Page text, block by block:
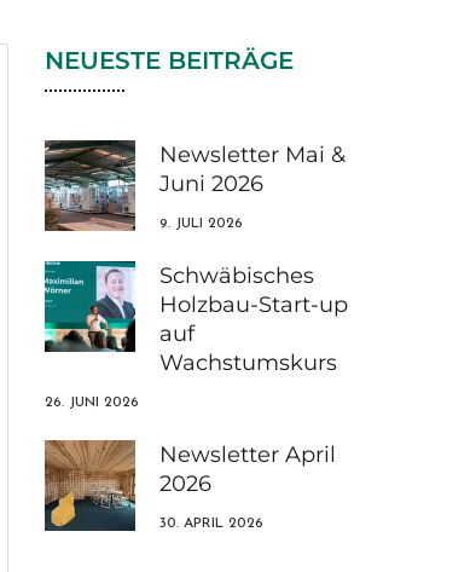
NEUESTE BEITRÄGE
Newsletter Mai &
Juni 2026
9. JULI 2026
Schwäbisches
Holzbau-Start-up
auf
Wachstumskurs
26. JUNI 2026
Newsletter April
2026
30. APRIL 2026